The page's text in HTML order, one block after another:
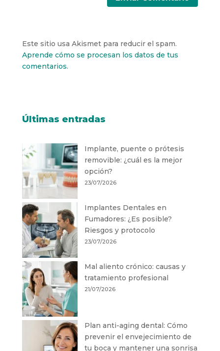
Este sitio usa Akismet para reducir el spam.
Aprende cómo se procesan los datos de tus
comentarios.
Últimas entradas
Implante, puente o prótesis
removible: ¿cuál es la mejor
opción?
23/07/2026
Implantes Dentales en
Fumadores: ¿Es posible?
Riesgos y protocolo
23/07/2026
Mal aliento crónico: causas y
tratamiento profesional
21/07/2026
Plan anti-aging dental: Cómo
prevenir el envejecimiento de
tu boca y mantener una sonrisa